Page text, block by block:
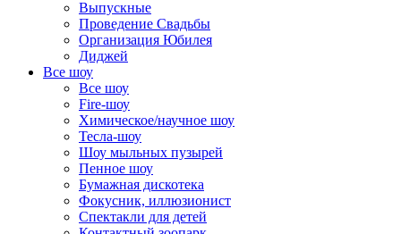
Выпускные
Проведение Свадьбы
Организация Юбилея
Диджей
Все шоу
Все шоу
Fire-шоу
Химическое/научное шоу
Тесла-шоу
Шоу мыльных пузырей
Пенное шоу
Бумажная дискотека
Фокусник, иллюзионист
Спектакли для детей